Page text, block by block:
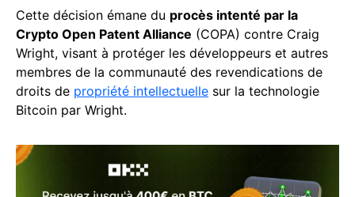
Cette décision émane du procès intenté par la
Crypto Open Patent Alliance (COPA) contre Craig
Wright, visant à protéger les développeurs et autres
membres de la communauté des revendications de
droits de propriété intellectuelle sur la technologie
Bitcoin par Wright.